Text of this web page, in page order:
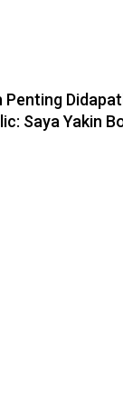
Penting
Saya Yakin